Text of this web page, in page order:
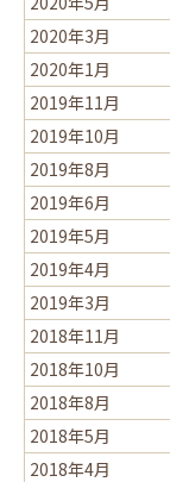
2020年3月
2020年1月
2019年11月
2019年10月
2019年8月
2019年6月
2019年5月
2019年4月
2019年3月
2018年11月
2018年10月
2018年8月
2018年5月
2018年4月